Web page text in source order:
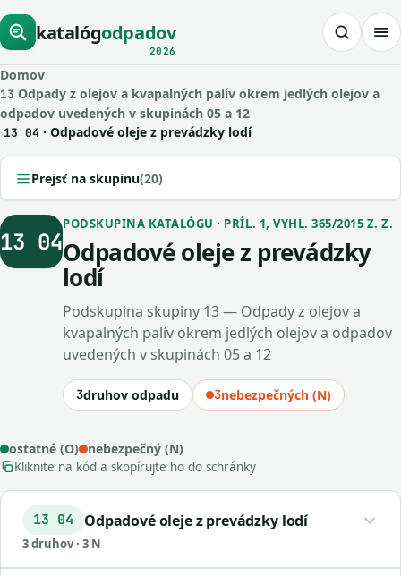
katalógodpadov
2026
Domov›
13 Odpady z olejov a kvapalných palív okrem jedlých olejov a
odpadov uvedených v skupinách 05 a 12
›13 04 · Odpadové oleje z prevádzky lodí
Prejsť na skupinu(20)
13 04
PODSKUPINA KATALÓGU · PRÍL. 1, VYHL. 365/2015 Z. Z.
Odpadové oleje z prevádzky
lodí
Podskupina skupiny 13 — Odpady z olejov a
kvapalných palív okrem jedlých olejov a odpadov
uvedených v skupinách 05 a 12
3druhov odpadu 3nebezpečných (N)
ostatné (O) nebezpečný (N)
Kliknite na kód a skopírujte ho do schránky
13 04 Odpadové oleje z prevádzky lodí
3 druhov · 3 N